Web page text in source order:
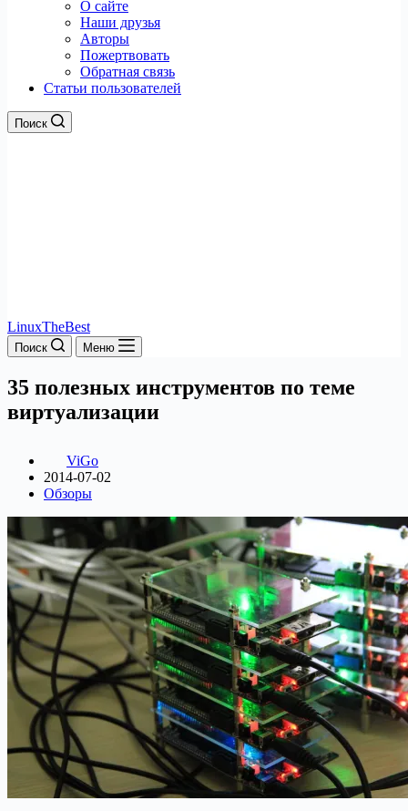
О сайте
Наши друзья
Авторы
Пожертвовать
Обратная связь
Статьи пользователей
Поиск
LinuxTheBest
Поиск Меню
35 полезных инструментов по теме
виртуализации
ViGo
2014-07-02
Обзоры